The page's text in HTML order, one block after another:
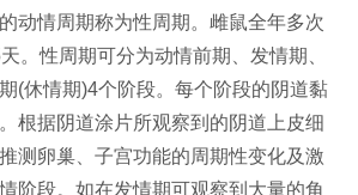
动情周期称为性周期。雌鼠全年多次
。性周期可分为动情前期、发情期、
(休情期)4个阶段。每个阶段的阴道黏
根据阴道涂片所观察到的阴道上皮细
测卵巢、子宫功能的周期性变化及激
阶段。如在发情期可观察到大量的角